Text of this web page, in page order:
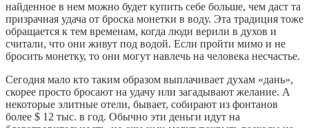
найденное в нем можно будет купить себе больше, чем даст та
призрачная удача от броска монетки в воду. Эта традиция тоже
обращается к тем временам, когда люди верили в духов и
считали, что они живут под водой. Если пройти мимо и не
бросить монетку, то они могут навлечь на человека несчастье.
Сегодня мало кто таким образом выплачивает духам «дань»,
скорее просто бросают на удачу или загадывают желание. А
некоторые элитные отели, бывает, собирают из фонтанов
более $ 12 тыс. в год. Обычно эти деньги идут на